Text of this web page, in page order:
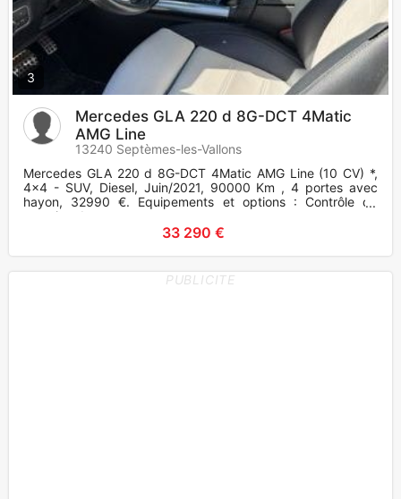
3
Mercedes GLA 220 d 8G-DCT 4Matic
AMG Line
13240 Septèmes-les-Vallons
Mercedes GLA 220 d 8G-DCT 4Matic AMG Line (10 CV) *,
4x4 - SUV, Diesel, Juin/2021, 90000 Km , 4 portes avec
hayon, 32990 €. Equipements et options : Contrôle de
pression des pneus
33 290 €
PUBLICITE